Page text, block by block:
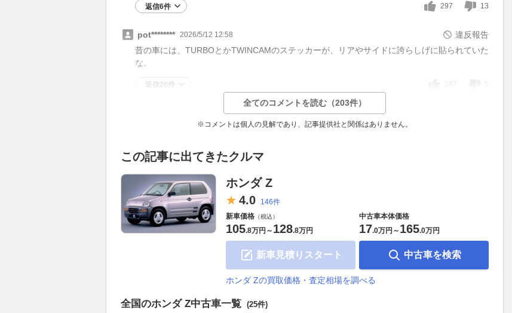
返信6件 297 13
pot******** 2026/5/12 12:58
違反報告
昔の車には、TURBOとかTWINCAMのステッカーが、リアやサイドに誇らしげに貼られていた
な。
返信20件 267 5
全てのコメントを読む（203件）
※コメントは個人の見解であり、記事提供社と関係はありません。
この記事に出てきたクルマ
ホンダ Z
4.0
146件
新車価格 （税込）
105.8万円 ～ 128.8万円
新車見積りスタート
中古車本体価格
17.0万円 ～ 165.0万円
中古車を検索
ホンダ Zの買取価格・査定相場を調べる
全国のホンダ Z中古車一覧 (25件)